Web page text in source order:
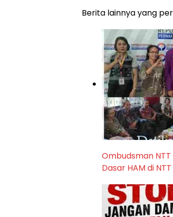
Berita lainnya yang
Ombudsman
Dasar HAM di NTT